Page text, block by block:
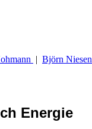
| Björn Niesen
Energie